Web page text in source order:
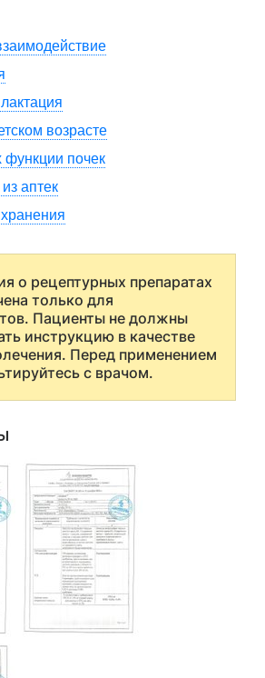
возрасте
почек
аптек
о рецептурных препаратах
только для
Пациенты не должны
инструкцию в качестве
Перед применением
с врачом.